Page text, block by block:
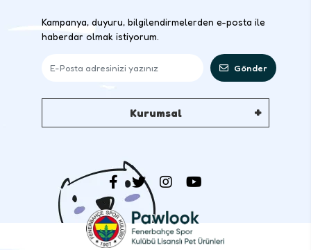
Kampanya, duyuru, bilgilendirmelerden e-posta ile
haberdar olmak istiyorum.
Gönder
Kurumsal